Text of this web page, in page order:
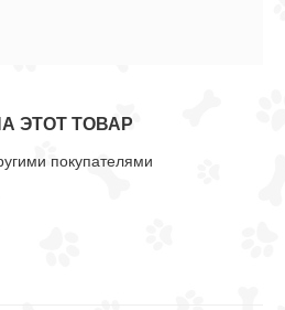
ЭТОТ ТОВАР
покупателями